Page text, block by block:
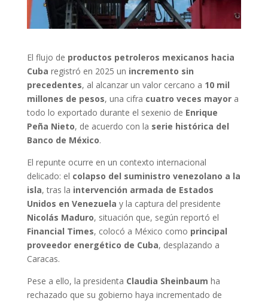
El flujo de productos petroleros mexicanos hacia
Cuba registró en 2025 un incremento sin
precedentes, al alcanzar un valor cercano a 10 mil
millones de pesos, una cifra cuatro veces mayora
todo lo exportado durante el sexenio de Enrique
Peña Nieto, de acuerdo con la serie histórica del
Banco de México.
El repunte ocurre en un contexto internacional
delicado: el colapso del suministro venezolano a la
isla, tras la intervención armada de Estados
Unidos en Venezuela y la captura del presidente
Nicolás Maduro, situación que, según reportó el
Financial Times, colocó a México como principal
proveedor energético de Cuba, desplazando a
Caracas.
Pese a ello, la presidenta Claudia Sheinbaum ha
rechazado que su gobierno haya incrementado de